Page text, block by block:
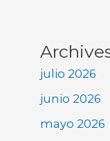
julio 2026
junio 2026
mayo 2026